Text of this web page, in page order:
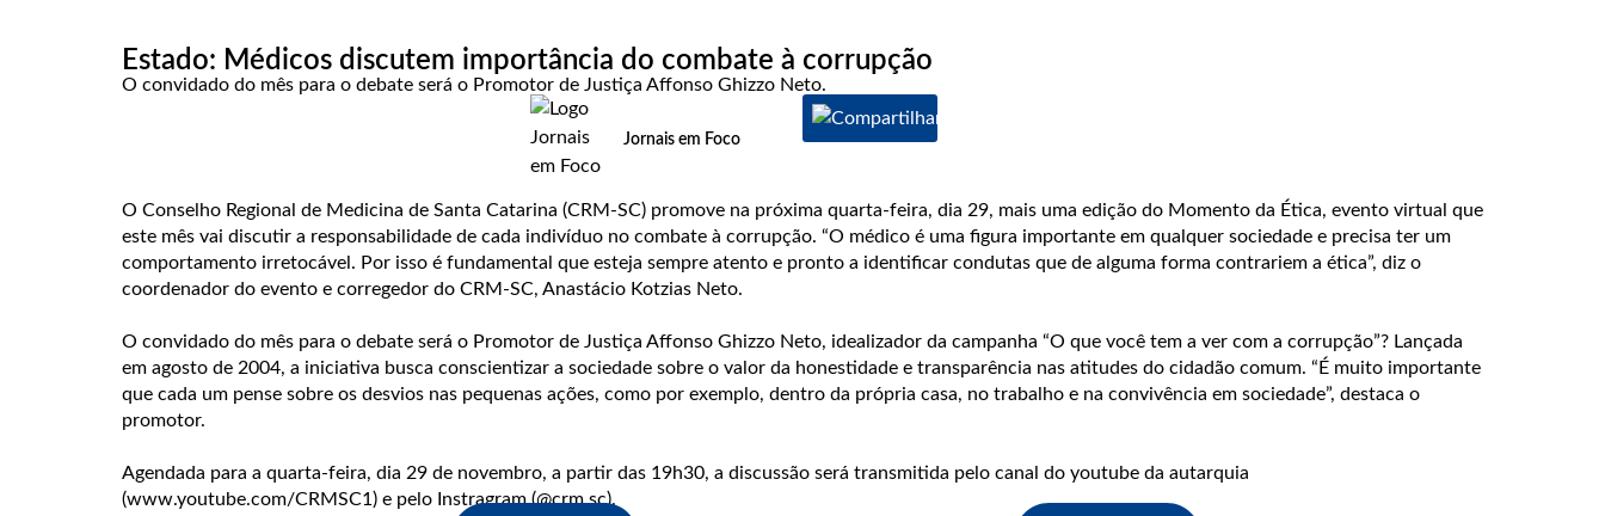
Estado: Médicos discutem importância do combate à corrupção
O convidado do mês para o debate será o Promotor de Justiça Affonso Ghizzo Neto.
Jornais em Foco
O Conselho Regional de Medicina de Santa Catarina (CRM-SC) promove na próxima quarta-feira, dia 29, mais uma edição do Momento da Ética, evento virtual que
este mês vai discutir a responsabilidade de cada indivíduo no combate à corrupção. “O médico é uma figura importante em qualquer sociedade e precisa ter um
comportamento irretocável. Por isso é fundamental que esteja sempre atento e pronto a identificar condutas que de alguma forma contrariem a ética”, diz o
coordenador do evento e corregedor do CRM-SC, Anastácio Kotzias Neto.
O convidado do mês para o debate será o Promotor de Justiça Affonso Ghizzo Neto, idealizador da campanha “O que você tem a ver com a corrupção”? Lançada
em agosto de 2004, a iniciativa busca conscientizar a sociedade sobre o valor da honestidade e transparência nas atitudes do cidadão comum. “É muito importante
que cada um pense sobre os desvios nas pequenas ações, como por exemplo, dentro da própria casa, no trabalho e na convivência em sociedade”, destaca o
promotor.
Agendada para a quarta-feira, dia 29 de novembro, a partir das 19h30, a discussão será transmitida pelo canal do youtube da autarquia
(www.youtube.com/CRMSC1) e pelo Instragram (@crm.sc).